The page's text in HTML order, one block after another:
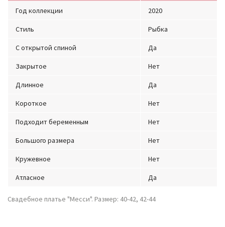
Год коллекции 2020
Стиль Рыбка
С открытой спиной Да
Закрытое Нет
Длинное Да
Короткое Нет
Подходит беременным Нет
Большого размера Нет
Кружевное Нет
Атласное Да
Свадебное платье "Месси". Размер: 40-42, 42-44